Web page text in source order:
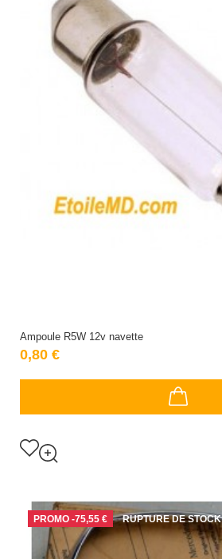
Ampoule R5W 12v navette
0,80 €
PROMO -75,55 € RUPTURE DE STOCK